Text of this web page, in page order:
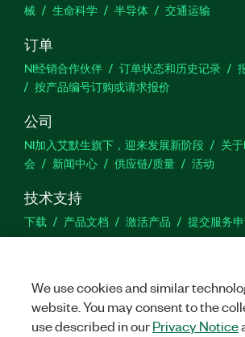
械
生命科学 半导体 交通运输
订单
NI经销合作伙伴 订单状态和历史记录
按产品编号订购或请求报价
公司
NI加入艾默生旗下，迎来发展新阶段 关
会
新闻中心 供应链/质量 活动
技术支持
下载 产品文档 激活产品 提交服务
We use cookies and similar
website. You may consent to the
use described in ourPrivacy Notice